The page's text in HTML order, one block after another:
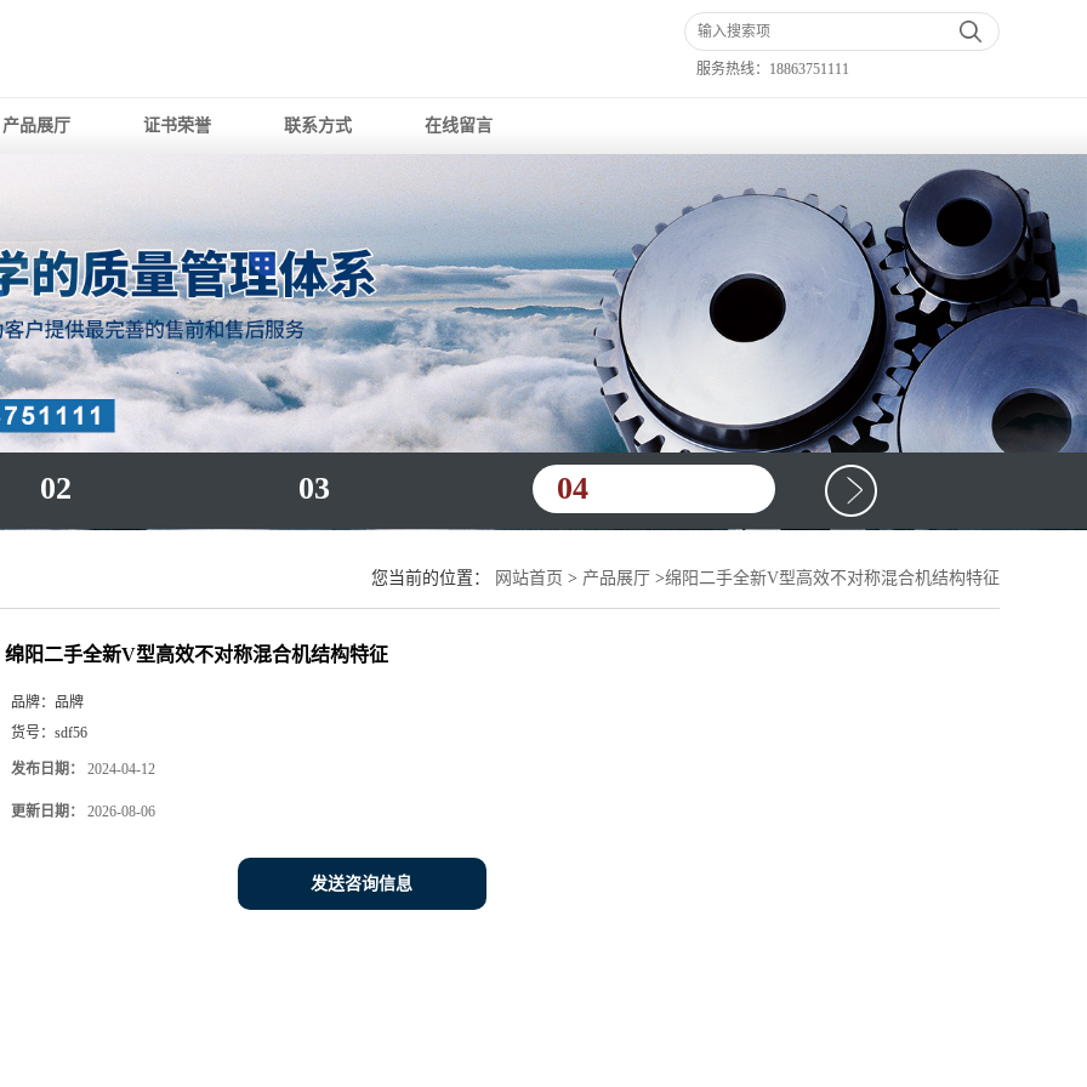
服务热线： 18863751111
产品展厅 证书荣誉 联系方式 在线留言
02 03 04
您当前的位置： 网站首页 > 产品展厅 >绵阳二手全新V型高效不对称混合机结构特征
绵阳二手全新V型高效不对称混合机结构特征
品牌： 品牌
货号： sdf56
发布日期： 2024-04-12
更新日期： 2026-08-06
发送咨询信息